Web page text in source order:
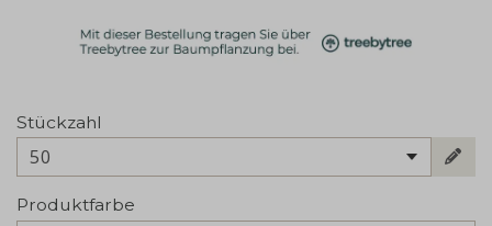
Stückzahl
50
Produktfarbe